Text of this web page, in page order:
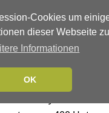
Cookies um
dieser Webseite zu
Informationen
OK
in
ist
Analyse der